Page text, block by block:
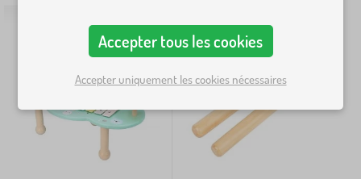
Accepter tous les cookies
Accepter uniquement les cookies nécessaires